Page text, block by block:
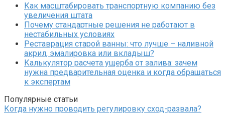
Как масштабировать транспортную компанию без
увеличения штата
Почему стандартные решения не работают в
нестабильных условиях
Реставрация старой ванны: что лучше – наливной
акрил, эмалировка или вкладыш?
Калькулятор расчета ущерба от залива: зачем
нужна предварительная оценка и когда обращаться
к экспертам
Популярные статьи
Когда нужно проводить регулировку сход-развала?